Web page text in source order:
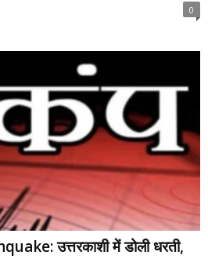
0
उत्तरकाशी में डोली धरती,